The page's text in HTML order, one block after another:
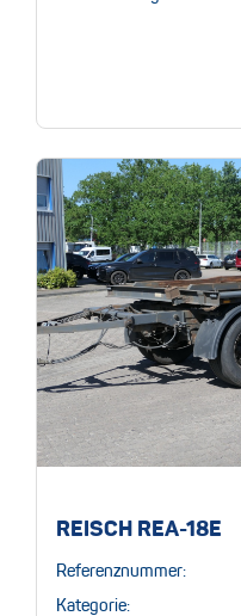
REISCH REA-18E
Referenznummer:
Kategorie: